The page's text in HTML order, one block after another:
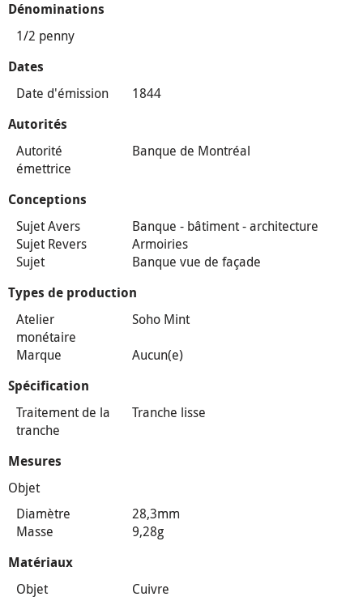
Dénominations
1/2 penny
Dates
Date d'émission 1844
Autorités
Autorité
émettrice
Banque de Montréal
Conceptions
Sujet Avers
Banque - bâtiment - architecture
Sujet Revers
Armoiries
Sujet
Banque vue de façade
Types de production
Atelier
monétaire
Soho Mint
Marque
Aucun(e)
Spécification
Traitement de la
tranche
Tranche lisse
Mesures
Objet
Diamètre
28,3mm
Masse
9,28g
Matériaux
Objet Cuivre